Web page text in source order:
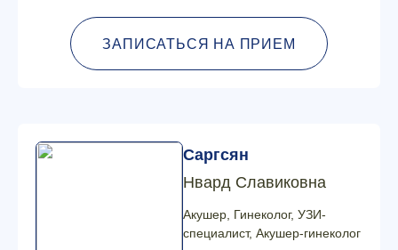
ЗАПИСАТЬСЯ НА ПРИЕМ
Саргсян
Нвард Славиковна
Акушер, Гинеколог, УЗИ-
специалист, Акушер-гинеколог